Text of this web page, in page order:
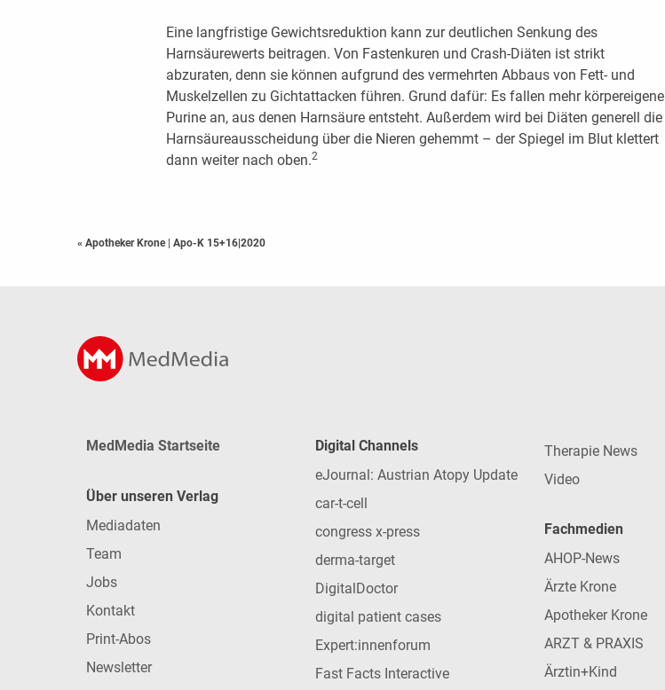
Eine langfristige Gewichtsreduktion kann zur deutlichen Senkung des
Harnsäurewerts beitragen. Von Fastenkuren und Crash-Diäten ist strikt
abzuraten, denn sie können aufgrund des vermehrten Abbaus von Fett- und
Muskelzellen zu Gichtattacken führen. Grund dafür: Es fallen mehr körpereigene
Purine an, aus denen Harnsäure entsteht. Außerdem wird bei Diäten generell die
Harnsäureausscheidung über die Nieren gehemmt – der Spiegel im Blut klettert
dann weiter nach oben.2
« Apotheker Krone | Apo-K 15+16|2020
MedMedia Startseite
Über unseren Verlag
Mediadaten
Team
Jobs
Kontakt
Print-Abos
Newsletter
Digital Channels
eJournal: Austrian Atopy Update
car-t-cell
congress x-press
derma-target
DigitalDoctor
digital patient cases
Expert:innenforum
Fast Facts Interactive
Therapie News
Video
Fachmedien
AHOP-News
Ärzte Krone
Apotheker Krone
ARZT & PRAXIS
Ärztin+Kind